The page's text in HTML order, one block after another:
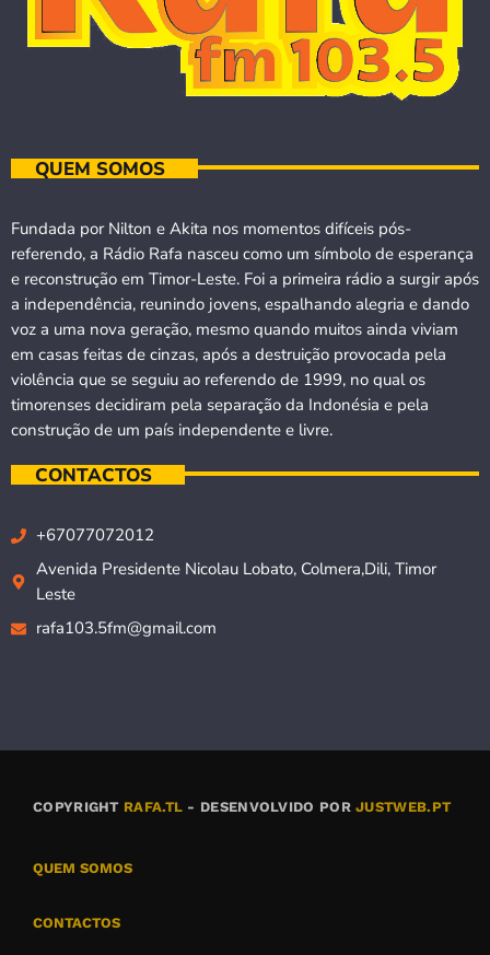
QUEM SOMOS
Fundada por Nilton e Akita nos momentos difíceis pós-
referendo, a Rádio Rafa nasceu como um símbolo de esperança
e reconstrução em Timor-Leste. Foi a primeira rádio a surgir após
a independência, reunindo jovens, espalhando alegria e dando
voz a uma nova geração, mesmo quando muitos ainda viviam
em casas feitas de cinzas, após a destruição provocada pela
violência que se seguiu ao referendo de 1999, no qual os
timorenses decidiram pela separação da Indonésia e pela
construção de um país independente e livre.
CONTACTOS
+67077072012
Avenida Presidente Nicolau Lobato, Colmera,Dili, Timor
Leste
rafa103.5fm@gmail.com
COPYRIGHT RAFA.TL - DESENVOLVIDO PORJUSTWEB.PT
QUEM SOMOS
CONTACTOS